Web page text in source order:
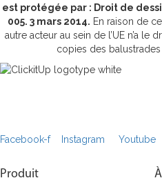
est protégée par : Droit de
005. 3 mars 2014. En raison de
autre acteur au sein de l’UE n’a le
copies des balustrades
Facebook-f Instagram Youtube
Produit